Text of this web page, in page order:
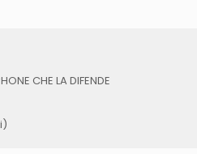
CHE LA DIFENDE